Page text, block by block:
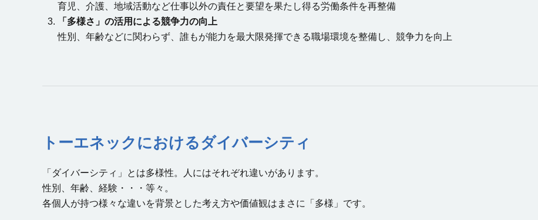
育児、介護、地域活動など仕事以外の責任と要望を果たし得る労働条件を再整備
「多様さ」の活用による競争力の向上
性別、年齢などに関わらず、誰もが能力を最大限発揮できる職場環境を整備し、競争力を向上
トーエネックにおけるダイバーシティ
「ダイバーシティ」とは多様性。人にはそれぞれ違いがあります。
性別、年齢、経験・・・等々。
各個人が持つ様々な違いを背景とした考え方や価値観はまさに「多様」です。